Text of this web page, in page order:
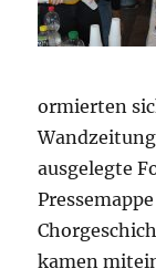
ormierten
ausgelegte
kamen